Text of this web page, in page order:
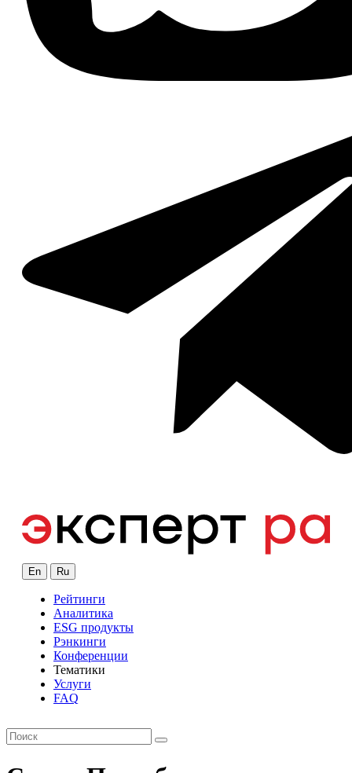
En Ru
Рейтинги
Аналитика
ESG продукты
Рэнкинги
Конференции
Тематики
Услуги
FAQ